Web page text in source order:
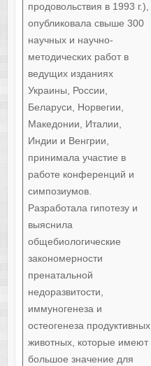
продовольствия в 1993 г.),
опубликовала свыше 300
научных и научно-
методических работ в
ведущих изданиях
Украины, России,
Беларуси, Норвегии,
Македонии, Италии,
Индии и Венгрии,
принимала участие в
работе конференций и
симпозиумов.
Разработала гипотезу и
выяснила
общебиологические
закономерности
пренатальной
недоразвитости,
иммуногенеза и
остеогенеза продуктивных
животных, которые имеют
большое значение для